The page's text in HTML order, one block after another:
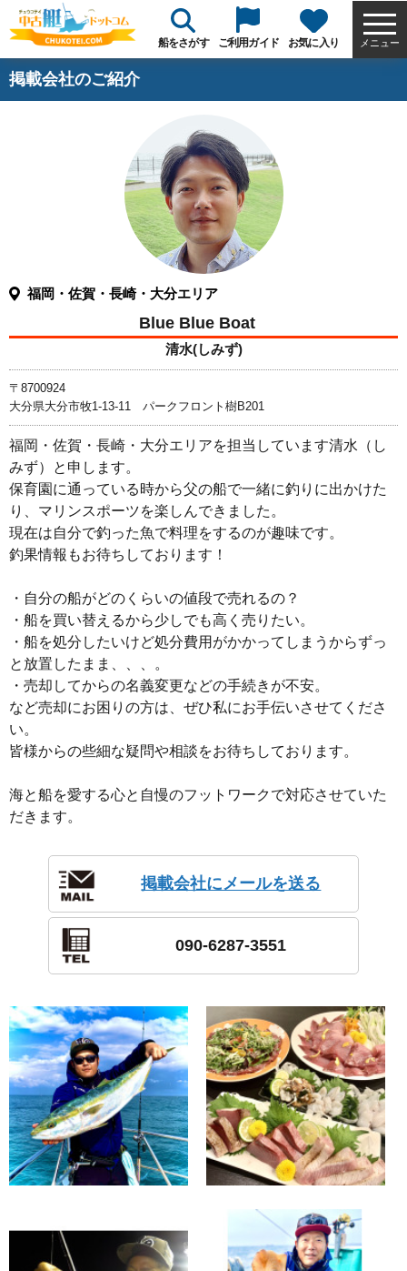
船をさがす ご利用ガイド お気に入り メニュー
掲載会社のご紹介
福岡・佐賀・長崎・大分エリア
Blue Blue Boat
清水(しみず)
〒8700924
大分県大分市牧1-13-11 パークフロント樹B201
福岡・佐賀・長崎・大分エリアを担当しています清水（し
みず）と申します。
保育園に通っている時から父の船で一緒に釣りに出かけた
り、マリンスポーツを楽しんできました。
現在は自分で釣った魚で料理をするのが趣味です。
釣果情報もお待ちしております！
・自分の船がどのくらいの値段で売れるの？
・船を買い替えるから少しでも高く売りたい。
・船を処分したいけど処分費用がかかってしまうからずっ
と放置したまま、、、。
・売却してからの名義変更などの手続きが不安。
など売却にお困りの方は、ぜひ私にお手伝いさせてくださ
い。
皆様からの些細な疑問や相談をお待ちしております。
海と船を愛する心と自慢のフットワークで対応させていた
だきます。
掲載会社にメールを送る
090-6287-3551